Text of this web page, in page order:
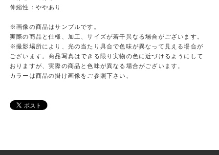
伸縮性：ややあり
※画像の商品はサンプルです。
実際の商品と仕様、加工、サイズが若干異なる場合がございます。
※撮影場所により、光の当たり具合で色味が異なって見える場合が
ございます。商品写真はできる限り実物の色に近づけるようにして
おりますが、実際の商品と色味が異なる場合がございます。
カラーは商品の掛け画像をご参照下さい。